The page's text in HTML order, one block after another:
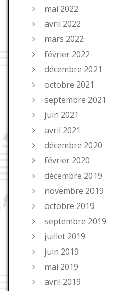
mai 2022
avril 2022
mars 2022
février 2022
décembre 2021
octobre 2021
septembre 2021
juin 2021
avril 2021
décembre 2020
février 2020
décembre 2019
novembre 2019
octobre 2019
septembre 2019
juillet 2019
juin 2019
mai 2019
avril 2019